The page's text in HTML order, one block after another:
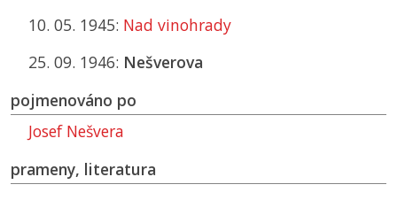
10. 05. 1945: Nad vinohrady
25. 09. 1946: Nešverova
pojmenováno po
Josef Nešvera
prameny, literatura